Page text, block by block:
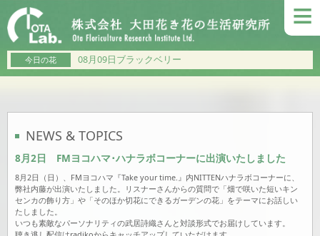
≡
今日の花 08月09日ブラックベリー
NEWS & TOPICS
8月2日 FMヨコハマ･ハナラボコーナーに出演いたしました
8月2日（日）、FMヨコハマ『Take your time.』内NITTENハナラボコーナーに、
弊社内藤が出演いたしました。リスナーさんからの質問で「畑で咲いた短いキン
センカの飾り方」や「そのほか切花にできるガーデンの花」をテーマにお話しい
たしました。
いつも素敵なパーソナリティの武居詩織さんと対談形式でお届けしています。